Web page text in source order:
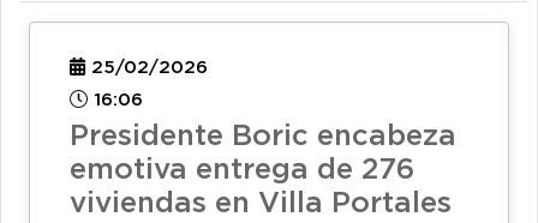
25/02/2026
16:06
Presidente Boric encabeza
emotiva entrega de 276
viviendas en Villa Portales